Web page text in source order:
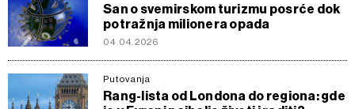
San o svemirskom turizmu posrće dok
potražnja milionera opada
04.04.2026
Putovanja
Rang-lista od Londona do regiona: gde